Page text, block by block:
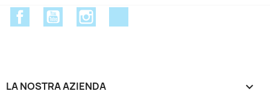
FacebookYouTube
LA NOSTRA AZIENDA 